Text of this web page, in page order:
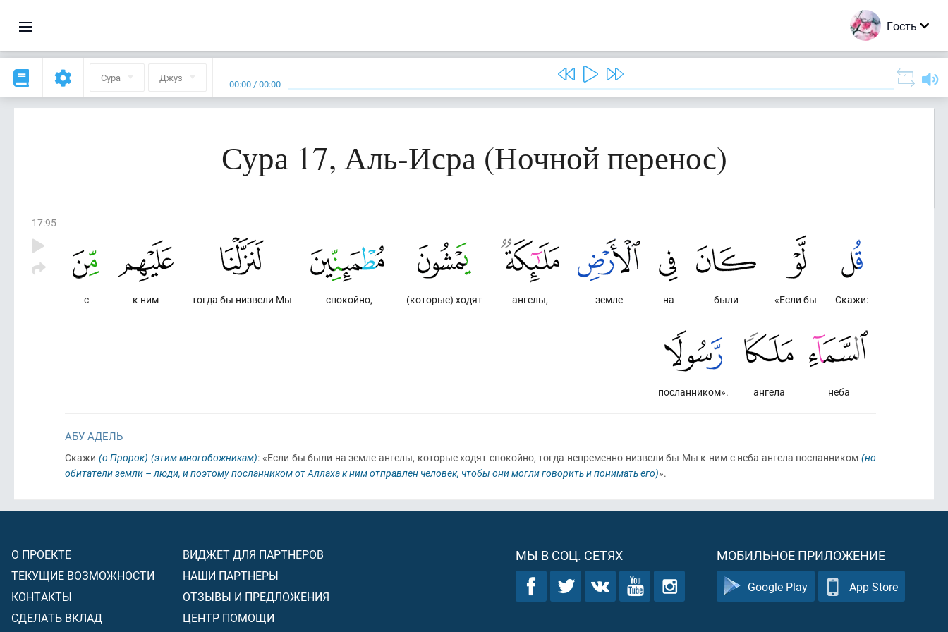
Гость
Сура Джуз 00:00 /00:00
Сура 17, Аль-Исра (Ночной перенос)
17:95
Скажи:
«Если бы
были
на
земле
ангелы,
(которые) ходят
спокойно,
тогда бы низвели Мы
к ним
с
неба
ангела
посланником».
АБУ АДЕЛЬ
Скажи (о Пророк) (этим многобожникам): «Если бы были на земле ангелы, которые ходят спокойно, тогда непременно низвели бы Мы к ним с неба ангела посланником(но
обитатели земли – люди, и поэтому посланником от Аллаха к ним отправлен человек, чтобы они могли говорить и понимать его)».
О ПРОЕКТЕ
ТЕКУЩИЕ ВОЗМОЖНОСТИ
КОНТАКТЫ
СДЕЛАТЬ ВКЛАД
ВИДЖЕТ ДЛЯ ПАРТНЕРОВ
НАШИ ПАРТНЕРЫ
ОТЗЫВЫ И ПРЕДЛОЖЕНИЯ
ЦЕНТР ПОМОЩИ
МЫ В СОЦ. СЕТЯХ МОБИЛЬНОЕ ПРИЛОЖЕНИЕ
Google Play App Store